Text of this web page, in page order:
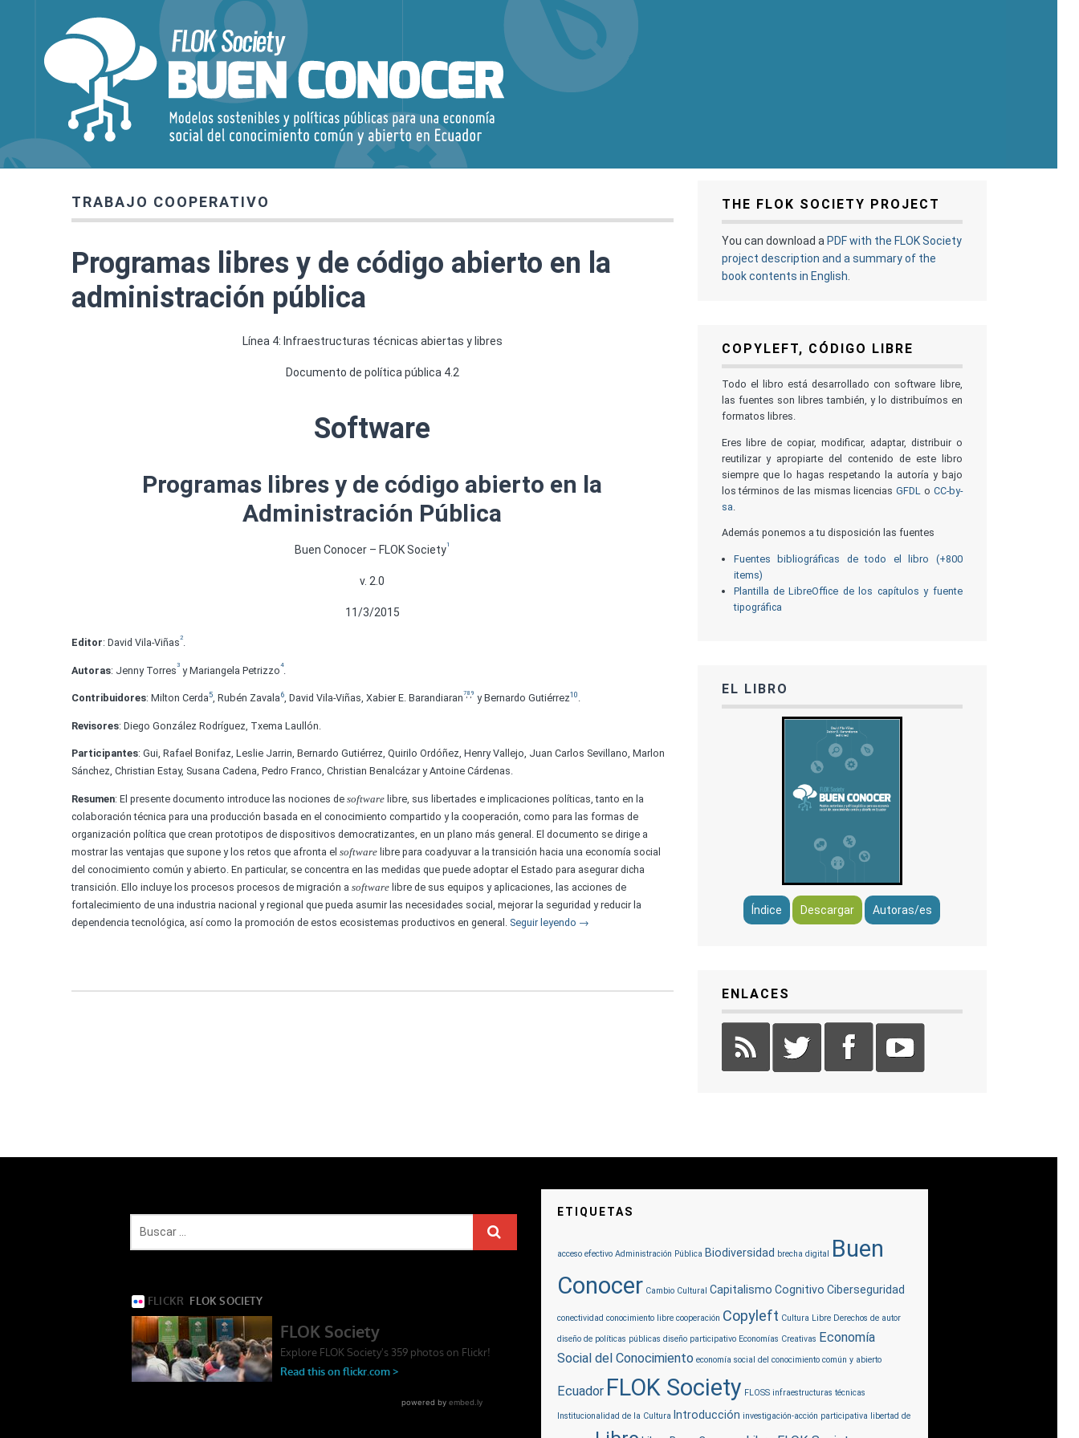
TRABAJO COOPERATIVO
Programas libres y de código abierto en la
administración pública
Línea 4: Infraestructuras técnicas abiertas y libres
Documento de política pública 4.2
Software
Programas libres y de código abierto en la
Administración Pública
Buen Conocer – FLOK Society1
v. 2.0
11/3/2015
Editor: David Vila-Viñas2.
Autoras: Jenny Torres3y Mariangela Petrizzo4.
Contribuidores: Milton Cerda5, Rubén Zavala6, David Vila-Viñas, Xabier E. Barandiaran7,8,9 y Bernardo Gutiérrez10.
Revisores: Diego González Rodríguez, Txema Laullón.
Participantes: Gui, Rafael Bonifaz, Leslie Jarrin, Bernardo Gutiérrez, Quirilo Ordóñez, Henry Vallejo, Juan Carlos Sevillano, Marlon
Sánchez, Christian Estay, Susana Cadena, Pedro Franco, Christian Benalcázar y Antoine Cárdenas.
Resumen: El presente documento introduce las nociones de softwarelibre, sus libertades e implicaciones políticas, tanto en la
colaboración técnica para una producción basada en el conocimiento compartido y la cooperación, como para las formas de
organización política que crean prototipos de dispositivos democratizantes, en un plano más general. El documento se dirige a
mostrar las ventajas que supone y los retos que afronta el softwarelibre para coadyuvar a la transición hacia una economía social
del conocimiento común y abierto. En particular, se concentra en las medidas que puede adoptar el Estado para asegurar dicha
transición. Ello incluye los procesos procesos de migración a softwarelibre de sus equipos y aplicaciones, las acciones de
fortalecimiento de una industria nacional y regional que pueda asumir las necesidades social, mejorar la seguridad y reducir la
dependencia tecnológica, así como la promoción de estos ecosistemas productivos en general. Seguir leyendo →
THE FLOK SOCIETY PROJECT
You can download a PDF with the FLOK Society
project description and a summary of the
book contents in English
COPYLEFT, CÓDIGO LIBRE
Todo el libro está desarrollado con software libre,
las fuentes son libres también, y lo distribuímos en
formatos libres.
Eres libre de copiar, modificar, adaptar, distribuir o
reutilizar y apropiarte del contenido de este libro
siempre que lo hagas respetando la autoría y bajo
los términos de las mismas licenciasGFDL o CC-by-
sa
Además ponemos a tu disposición las fuentes
Fuentes bibliográficas de todo el libro (+800
items)
Plantilla de LibreOffice de los capítulos y fuente
tipográfica
EL LIBRO
Índice Descargar Autoras/es
ENLACES
ETIQUETAS
acceso efectivo Administración Pública Biodiversidad brecha digital Buen
Conocer Cambio Cultural Capitalismo Cognitivo Ciberseguridad
conectividad conocimiento libre cooperación Copyleft Cultura Libre Derechos de autor
diseño de políticas públicas diseño participativo Economías Creativas Economía
Social del Conocimiento economía social del conocimiento común y abierto
Ecuador FLOK Society FLOSS infraestructuras técnicas
Institucionalidad de la Cultura Introducción investigación-acción participativa libertad de